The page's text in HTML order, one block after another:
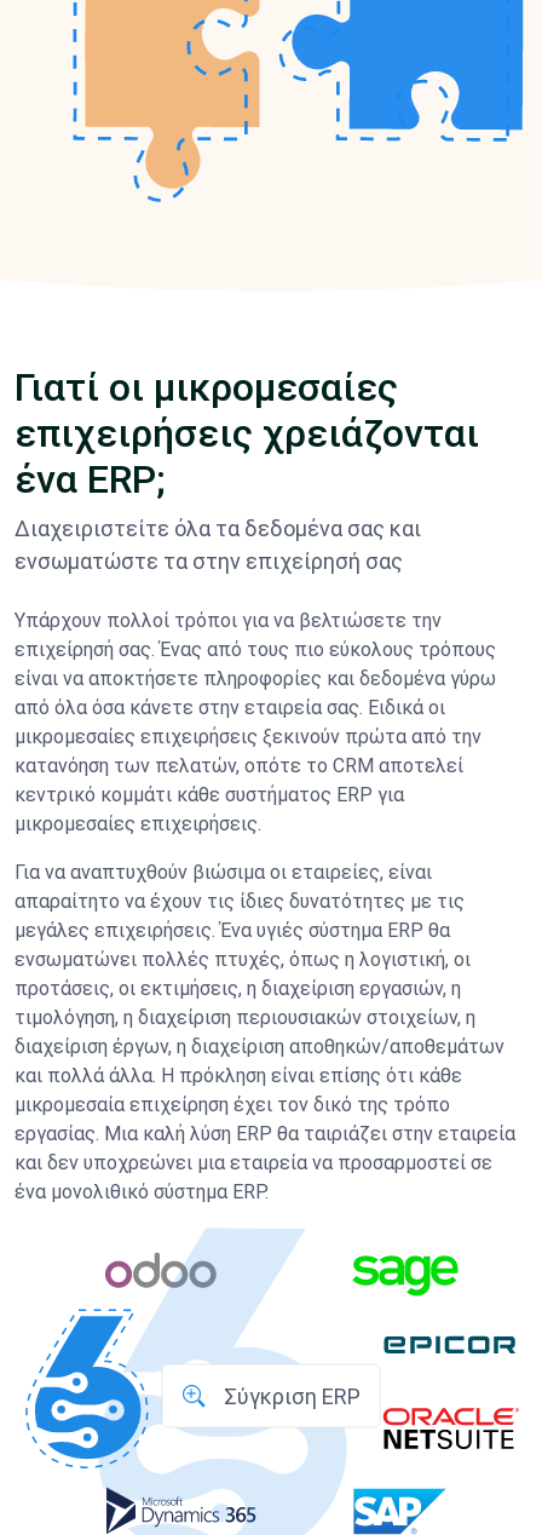
Γιατί οι μικρομεσαίες
επιχειρήσεις χρειάζονται
ένα ERP;
Διαχειριστείτε όλα τα δεδομένα σας και
ενσωματώστε τα στην επιχείρησή σας
Υπάρχουν πολλοί τρόποι για να βελτιώσετε την
επιχείρησή σας. Ένας από τους πιο εύκολους τρόπους
είναι να αποκτήσετε πληροφορίες και δεδομένα γύρω
από όλα όσα κάνετε στην εταιρεία σας. Ειδικά οι
μικρομεσαίες επιχειρήσεις ξεκινούν πρώτα από την
κατανόηση των πελατών, οπότε το CRM αποτελεί
κεντρικό κομμάτι κάθε συστήματος ERP για
μικρομεσαίες επιχειρήσεις.
Για να αναπτυχθούν βιώσιμα οι εταιρείες, είναι
απαραίτητο να έχουν τις ίδιες δυνατότητες με τις
μεγάλες επιχειρήσεις. Ένα υγιές σύστημα ERP θα
ενσωματώνει πολλές πτυχές, όπως η λογιστική, οι
προτάσεις, οι εκτιμήσεις, η διαχείριση εργασιών, η
τιμολόγηση, η διαχείριση περιουσιακών στοιχείων, η
διαχείριση έργων, η διαχείριση αποθηκών/αποθεμάτων
και πολλά άλλα. Η πρόκληση είναι επίσης ότι κάθε
μικρομεσαία επιχείρηση έχει τον δικό της τρόπο
εργασίας. Μια καλή λύση ERP θα ταιριάζει στην εταιρεία
και δεν υποχρεώνει μια εταιρεία να προσαρμοστεί σε
ένα μονολιθικό σύστημα ERP.
Σύγκριση ERP